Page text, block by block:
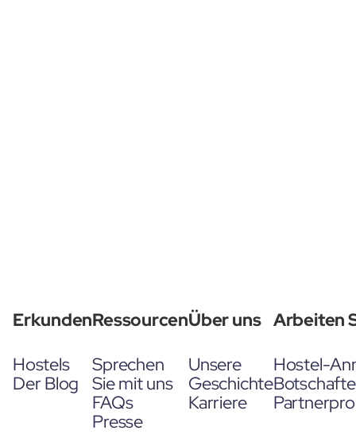
Erkunden
Hostels
Der Blog
Ressourcen
Sprechen
Sie mit uns
FAQs
Presse
Über uns
Unsere
Geschichte
Karriere
Arbeiten
Hostel-